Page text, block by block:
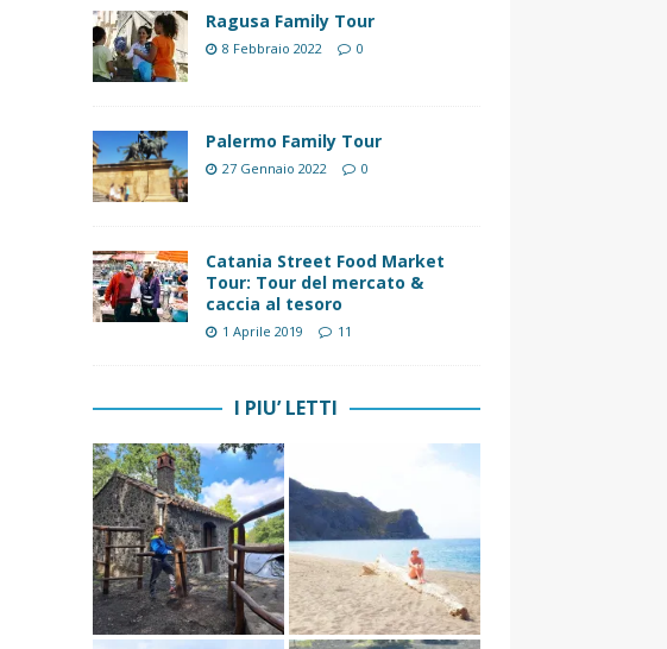
Ragusa Family Tour
8 Febbraio 2022 0
Palermo Family Tour
27 Gennaio 2022 0
Catania Street Food Market
Tour: Tour del mercato &
caccia al tesoro
1 Aprile 2019 11
I PIU’ LETTI